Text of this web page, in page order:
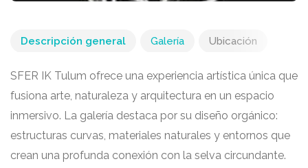
Descripción general Galería Ubicación
SFER IK Tulum ofrece una experiencia artística única que
fusiona arte, naturaleza y arquitectura en un espacio
inmersivo. La galería destaca por su diseño orgánico:
estructuras curvas, materiales naturales y entornos que
crean una profunda conexión con la selva circundante.